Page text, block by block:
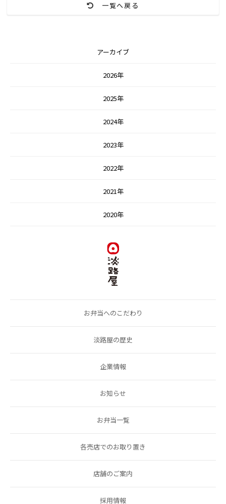
一覧へ戻る
アーカイブ
2026年
2025年
2024年
2023年
2022年
2021年
2020年
お弁当へのこだわり
淡路屋の歴史
企業情報
お知らせ
お弁当一覧
各売店でのお取り置き
店舗のご案内
採用情報